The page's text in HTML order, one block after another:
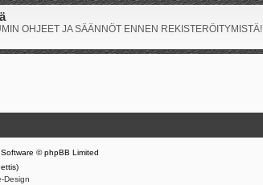
OHJEET JA SÄÄNNÖT ENNEN REKISTERÖITYMISTÄ!
© phpBB Limited
Design